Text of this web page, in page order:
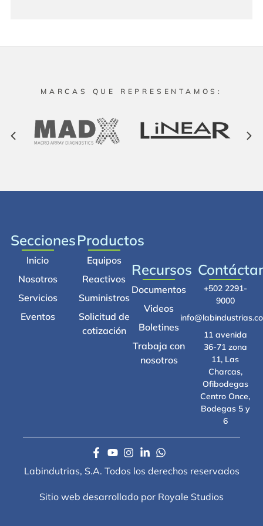
MARCAS QUE REPRESENTAMOS:
Secciones
Inicio
Nosotros
Servicios
Eventos
Productos
Equipos
Reactivos
Suministros
Solicitud de
cotización
Recursos
Documentos
Videos
Boletines
Trabaja con
nosotros
+502 2291-
9000
11 avenida
36-71 zona
11, Las
Charcas,
Ofibodegas
Centro Once,
Bodegas 5 y
6
Labindutrias, S.A. Todos los derechos reservados
Sitio web desarrollado por Royale Studios